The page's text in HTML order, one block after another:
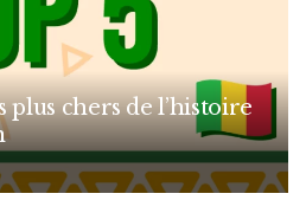
plus chers de l’histoire